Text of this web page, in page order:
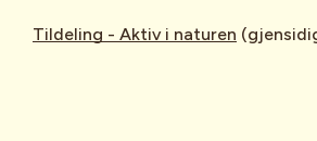
Tildeling - Aktiv i naturen